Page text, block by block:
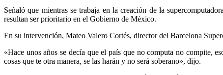
Señaló que mientras se trabaja en la creación de la
resultan ser prioritario en el Gobierno de México.
En su intervención, Mateo Valero Cortés, director del Barcelona
«Hace unos años se decía que el país que no computa no compite,
cosas que te otra manera, se las harán y no será soberano», dijo.